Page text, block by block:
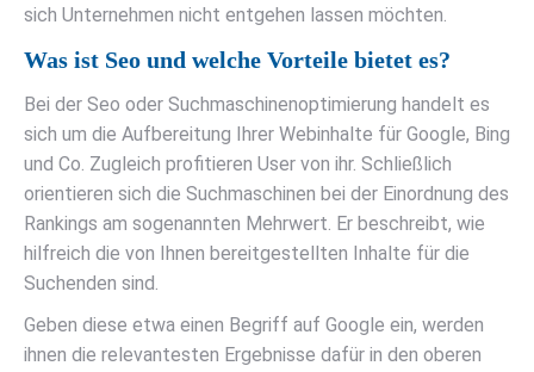
sich Unternehmen nicht entgehen lassen möchten.
Was ist Seo und welche Vorteile bietet es?
Bei der Seo oder Suchmaschinenoptimierung handelt es
sich um die Aufbereitung Ihrer Webinhalte für Google, Bing
und Co. Zugleich profitieren User von ihr. Schließlich
orientieren sich die Suchmaschinen bei der Einordnung des
Rankings am sogenannten Mehrwert. Er beschreibt, wie
hilfreich die von Ihnen bereitgestellten Inhalte für die
Suchenden sind.
Geben diese etwa einen Begriff auf Google ein, werden
ihnen die relevantesten Ergebnisse dafür in den oberen